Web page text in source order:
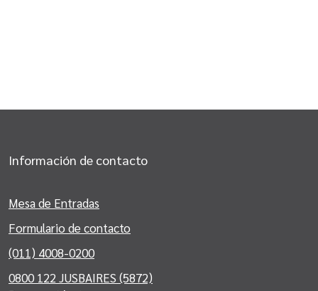
Información de contacto
Mesa de Entradas
Formulario de contacto
(011) 4008-0200
0800 122 JUSBAIRES (5872)